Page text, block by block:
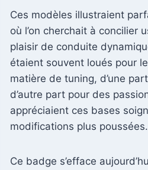
Ces modèles illustraient
où l’on cherchait à concilier
plaisir de conduite
étaient souvent loués pour
matière de tuning, d’une
d’autre part pour des
appréciaient ces bases
modifications plus poussées.
Ce badge s’efface